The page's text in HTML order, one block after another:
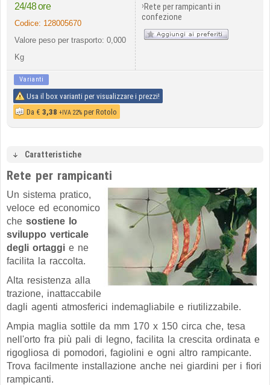
24/48 ore
Codice: 128005670
Valore peso per trasporto: 0,000
Kg
›Rete per rampicanti in
confezione
Varianti
Usa il box varianti per visualizzare i prezzi!
Da € 3,38 +IVA 22% per Rotolo
Caratteristiche
Rete per rampicanti
Un sistema pratico,
veloce ed economico
che sostiene lo
sviluppo verticale
degli ortaggi e ne
facilita la raccolta.
Alta resistenza alla
trazione, inattaccabile
dagli agenti atmosferici indemagliabile e riutilizzabile.
Ampia maglia sottile da mm 170 x 150 circa che, tesa
nell'orto fra più pali di legno, facilita la crescita ordinata e
rigogliosa di pomodori, fagiolini e ogni altro rampicante.
Trova facilmente installazione anche nei giardini per i fiori
rampicanti.